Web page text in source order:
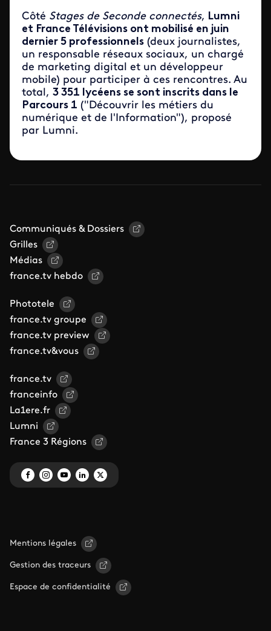
Côté Stages de Seconde connectés, Lumni
et France Télévisions ont mobilisé en juin
dernier 5 professionnels (deux journalistes,
un responsable réseaux sociaux, un chargé
de marketing digital et un développeur
mobile) pour participer à ces rencontres. Au
total, 3 351 lycéens se sont inscrits dans le
Parcours 1 ("Découvrir les métiers du
numérique et de l'Information"), proposé
par Lumni.
Communiqués & Dossiers
Grilles
Médias
france.tv hebdo
Phototele
france.tv groupe
france.tv preview
france.tv&vous
france.tv
franceinfo
La1ere.fr
Lumni
France 3 Régions
Mentions légales
Gestion des traceurs
Espace de confidentialité